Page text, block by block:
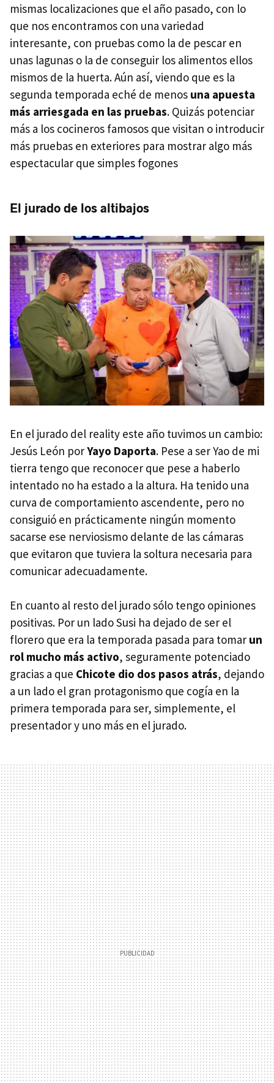
mismas localizaciones que el año pasado, con lo
que nos encontramos con una variedad
interesante, con pruebas como la de pescar en
unas lagunas o la de conseguir los alimentos ellos
mismos de la huerta. Aún así, viendo que es la
segunda temporada eché de menos una apuesta
más arriesgada en las pruebas. Quizás potenciar
más a los cocineros famosos que visitan o introducir
más pruebas en exteriores para mostrar algo más
espectacular que simples fogones
El jurado de los altibajos
En el jurado del reality este año tuvimos un cambio:
Jesús León porYayo Daporta. Pese a ser Yao de mi
tierra tengo que reconocer que pese a haberlo
intentado no ha estado a la altura. Ha tenido una
curva de comportamiento ascendente, pero no
consiguió en prácticamente ningún momento
sacarse ese nerviosismo delante de las cámaras
que evitaron que tuviera la soltura necesaria para
comunicar adecuadamente.
En cuanto al resto del jurado sólo tengo opiniones
positivas. Por un lado Susi ha dejado de ser el
florero que era la temporada pasada para tomar un
rol mucho más activo, seguramente potenciado
gracias a que Chicote dio dos pasos atrás, dejando
a un lado el gran protagonismo que cogía en la
primera temporada para ser, simplemente, el
presentador y uno más en el jurado.